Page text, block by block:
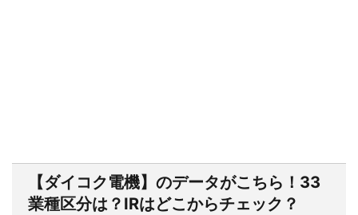
【ダイコク電機】のデータがこちら！33
業種区分は？IRはどこからチェック？